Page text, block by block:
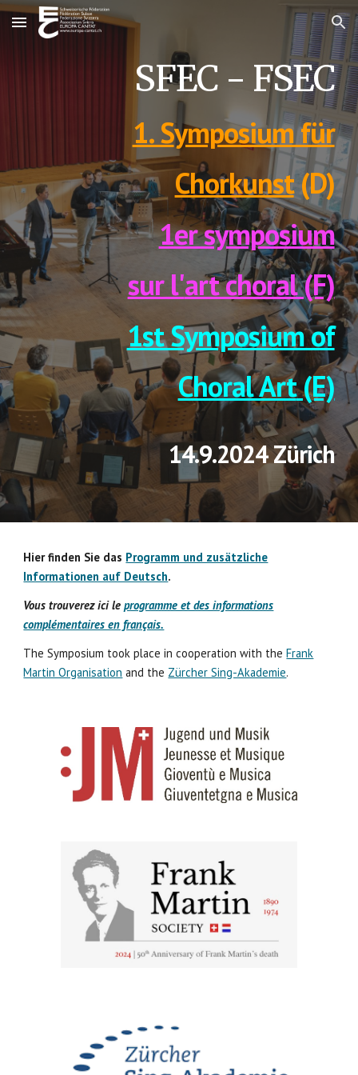
Skip to main content Skip to navigation
SFEC - FSEC
1. Symposium für
Chorkunst(D)
1er symposium
sur l'art choral (F)
1st Symposium of
Choral Art(E)
14.9.2024 Zürich
Hier finden Sie das Programm und zusätzliche
Informationen auf Deutsch.
Vous trouverez ici leprogramme et des informations
complémentaires en français.
The Symposium tookplace in cooperation with theFrank
Martin Organisation and the Zürcher Sing-Akademie.